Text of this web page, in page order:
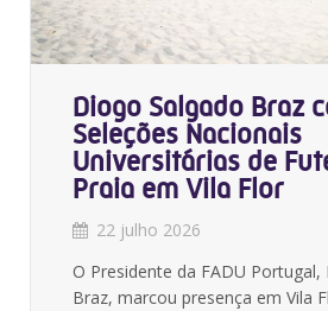
Diogo Salgado Braz
Seleções Nacionais
Universitárias de
Praia em Vila Flor
22 julho 2026
O Presidente da FADU Portugal,
Braz, marcou presença em Vila